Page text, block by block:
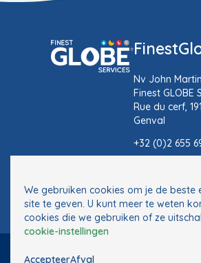
Nv John
Finest GLOBE
Rue du cerf,
Genval
+32 (0)2 655
Copyright © 2026 FinestGlobe. Tous
We gebruiken cookies om je de beste
site te geven. U kunt meer te weten
cookies die we gebruiken of ze
cookie-instellingen
AccepteerAfval